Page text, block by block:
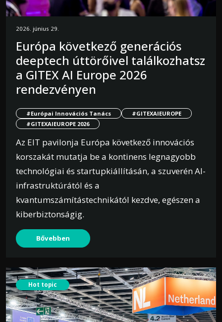
2026. június 29.
Európa következő generációs
deeptech úttörőivel találkozhatsz
a GITEX AI Europe 2026
rendezvényen
#Európai Innovációs Tanács
#GITEXAIEUROPE
#GITEXAIEUROPE 2026
Az EIT pavilonja Európa következő innovációs
korszakát mutatja be a kontinens legnagyobb
technológiai és startupkiállításán, a szuverén AI-
infrastruktúrától és a
kvantumszámítástechnikától kezdve, egészen a
kiberbiztonságig.
Bővebben
Hot topic